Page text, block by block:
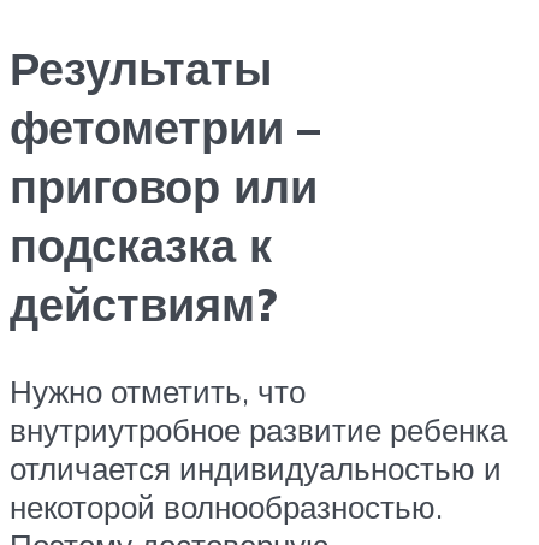
Результаты
фетометрии –
приговор или
подсказка к
действиям?
Нужно отметить, что
внутриутробное развитие ребенка
отличается индивидуальностью и
некоторой волнообразностью.